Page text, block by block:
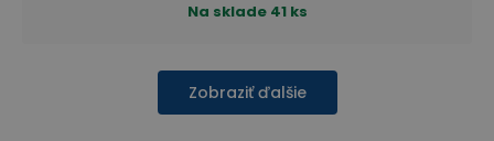
Na sklade 41 ks
Zobraziť ďalšie